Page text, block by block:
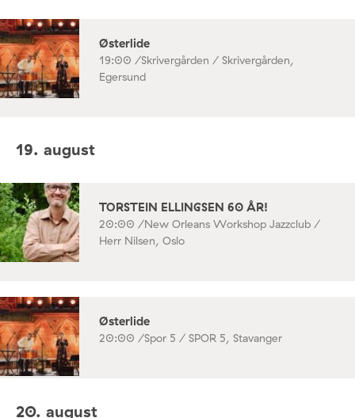
Østerlide
19:00 /Skrivergården / Skrivergården,
Egersund
19. august
TORSTEIN ELLINGSEN 60 ÅR!
20:00 /New Orleans Workshop Jazzclub /
Herr Nilsen, Oslo
Østerlide
20:00 /Spor 5 / SPOR 5, Stavanger
20. august